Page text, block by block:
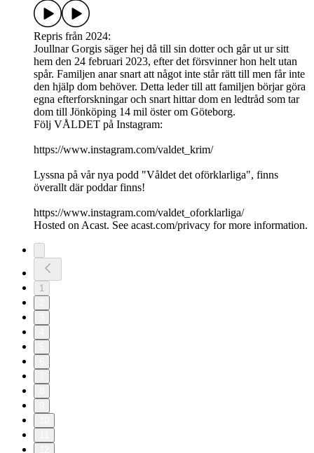
Repris från 2024:
Joullnar Gorgis säger hej då till sin dotter och går ut ur sitt
hem den 24 februari 2023, efter det försvinner hon helt utan
spår. Familjen anar snart att något inte står rätt till men får inte
den hjälp dom behöver. Detta leder till att familjen börjar göra
egna efterforskningar och snart hittar dom en ledtråd som tar
dom till Jönköping 14 mil öster om Göteborg.
Följ VÅLDET på Instagram:
https://www.instagram.com/valdet_krim/
Lyssna på vår nya podd "Våldet det oförklarliga", finns
överallt där poddar finns!
https://www.instagram.com/valdet_oforklarliga/
Hosted on Acast. See acast.com/privacy for more information.
1